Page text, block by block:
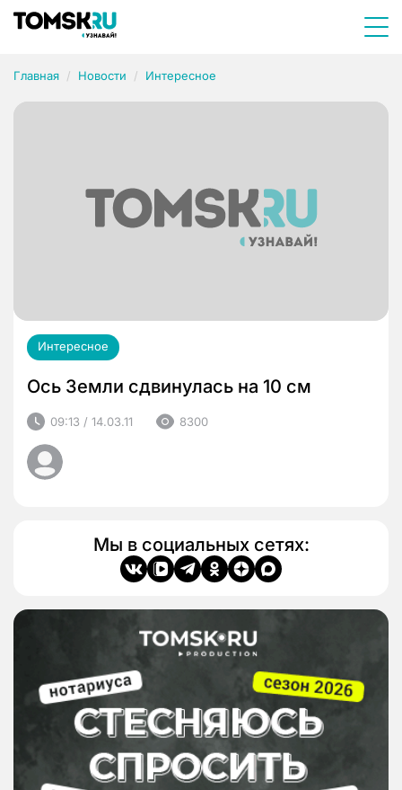
Главная Новости Интересное
Интересное
Ось Земли сдвинулась на 10 см
09:13 / 14.03.11 8300
Мы в социальных сетях: